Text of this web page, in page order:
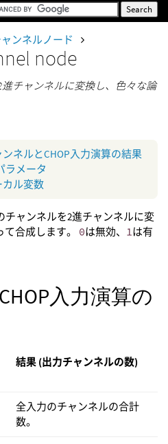
ンネルノード
node
進チャンネルに変換し、色々な論
ンネルとCHOP入力演算の結果
ラメータ
カル変数
チャンネルを2進チャンネルに変
合成します。 0は無効、 1は有
入力演算の
結果 (出力チャンネルの数)
全入力のチャンネルの合計
数。